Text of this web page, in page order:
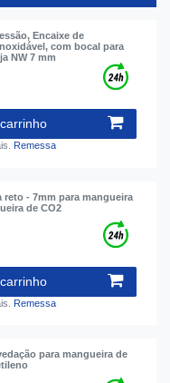
Encaixe de
com bocal para
NW 7 mm
Remessa
reto - 7mm para mangueira
de CO2
Remessa
para mangueira de